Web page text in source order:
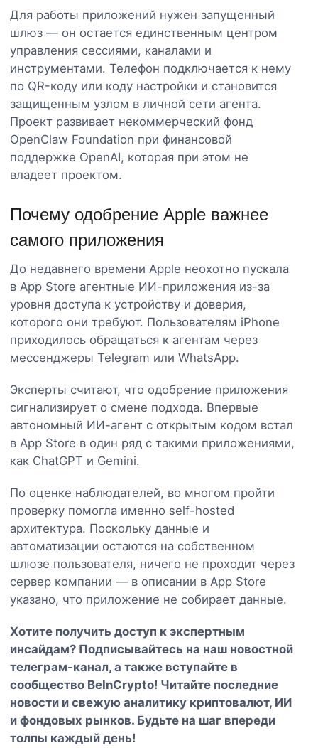
Для работы приложений нужен запущенный
шлюз — он остается единственным центром
управления сессиями, каналами и
инструментами. Телефон подключается к нему
по QR-коду или коду настройки и становится
защищенным узлом в личной сети агента.
Проект развивает некоммерческий фонд
OpenClaw Foundation при финансовой
поддержке OpenAI, которая при этом не
владеет проектом.
Почему одобрение Apple важнее
самого приложения
До недавнего времени Apple неохотно пускала
в App Store агентные ИИ-приложения из-за
уровня доступа к устройству и доверия,
которого они требуют. Пользователям iPhone
приходилось обращаться к агентам через
мессенджеры Telegram или WhatsApp.
Эксперты считают, что одобрение приложения
сигнализирует о смене подхода. Впервые
автономный ИИ-агент с открытым кодом встал
в App Store в один ряд с такими приложениями,
как ChatGPT и Gemini.
По оценке наблюдателей, во многом пройти
проверку помогла именно self-hosted
архитектура. Поскольку данные и
автоматизации остаются на собственном
шлюзе пользователя, ничего не проходит через
сервер компании — в описании в App Store
указано, что приложение не собирает данные.
Хотите получить доступ к экспертным
инсайдам? Подписывайтесь на наш новостной
телеграм-канал, а также вступайте в
сообщество BeInCrypto! Читайте последние
новости и свежую аналитику криптовалют, ИИ
и фондовых рынков. Будьте на шаг впереди
толпы каждый день!